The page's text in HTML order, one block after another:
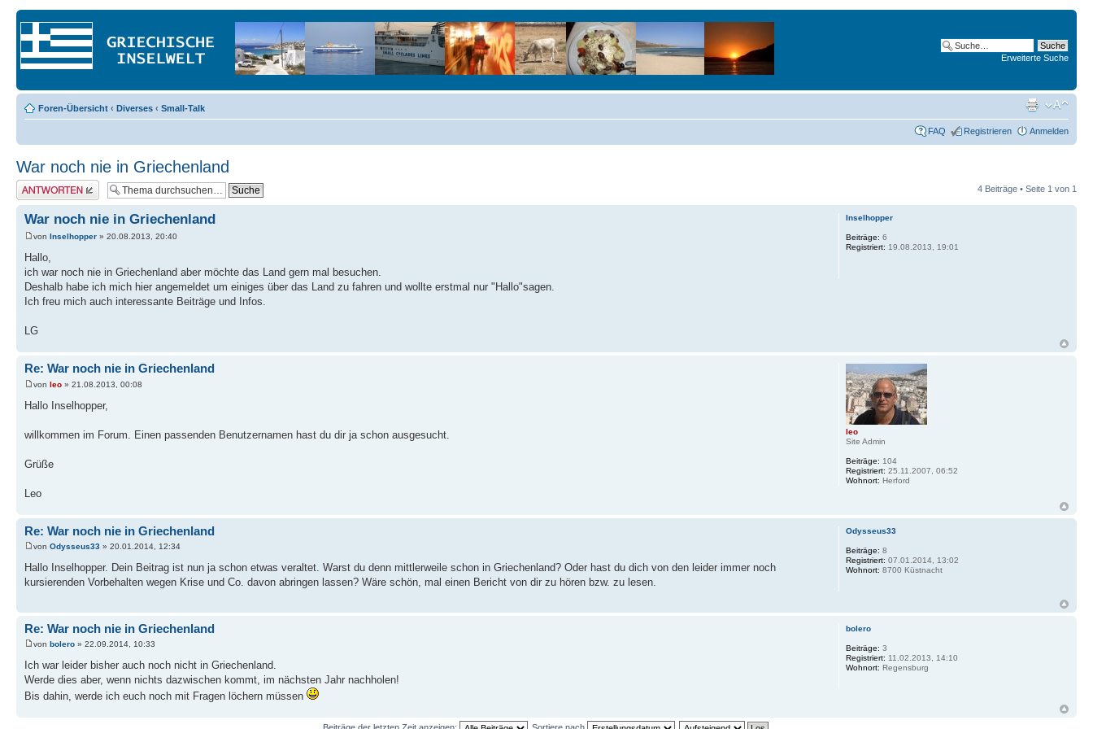
Erweiterte Suche
Foren-Übersicht ‹ Diverses ‹ Small-Talk
FAQ Registrieren Anmelden
War noch nie in Griechenland
Antwort erstellen 4 Beiträge • Seite 1 von 1
War noch nie in Griechenland
von Inselhopper » 20.08.2013, 20:40
Hallo,
ich war noch nie in Griechenland aber möchte das Land gern mal besuchen.
Deshalb habe ich mich hier angemeldet um einiges über das Land zu fahren und wollte erstmal nur "Hallo"sagen.
Ich freu mich auch interessante Beiträge und Infos.
LG
Inselhopper
Beiträge: 6
Registriert: 19.08.2013, 19:01
Re: War noch nie in Griechenland
von leo » 21.08.2013, 00:08
Hallo Inselhopper,
willkommen im Forum. Einen passenden Benutzernamen hast du dir ja schon ausgesucht.
Grüße
Leo
leo
Site Admin
Beiträge: 104
Registriert: 25.11.2007, 06:52
Wohnort: Herford
Re: War noch nie in Griechenland
von Odysseus33 » 20.01.2014, 12:34
Hallo Inselhopper. Dein Beitrag ist nun ja schon etwas veraltet. Warst du denn mittlerweile schon in Griechenland? Oder hast du dich von den leider immer noch
kursierenden Vorbehalten wegen Krise und Co. davon abringen lassen? Wäre schön, mal einen Bericht von dir zu hören bzw. zu lesen.
Odysseus33
Beiträge: 8
Registriert: 07.01.2014, 13:02
Wohnort: 8700 Küstnacht
Re: War noch nie in Griechenland
von bolero » 22.09.2014, 10:33
Ich war leider bisher auch noch nicht in Griechenland.
Werde dies aber, wenn nichts dazwischen kommt, im nächsten Jahr nachholen!
Bis dahin, werde ich euch noch mit Fragen löchern müssen
bolero
Beiträge: 3
Registriert: 11.02.2013, 14:10
Wohnort: Regensburg